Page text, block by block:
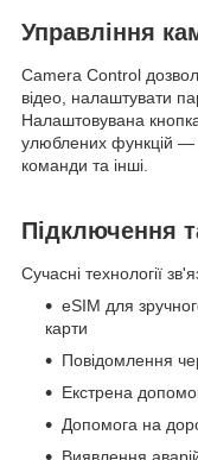
Управління
Camera Control
відео, налаштувати
Налаштовувана
улюблених функцій —
команди та інші.
Підключення
Сучасні технології
eSIM для
карти
Повідомлення
Екстрена
Допомога на
Виявлення